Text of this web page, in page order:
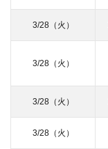
3/28（火）
3/28（火）
3/28（火）
3/28（火）